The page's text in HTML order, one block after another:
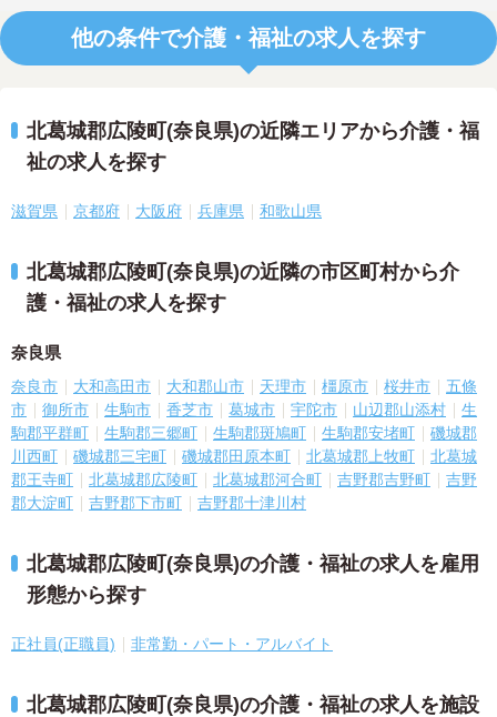
他の条件で介護・福祉の求人を探す
北葛城郡広陵町(奈良県)の近隣エリアから介護・福
祉の求人を探す
滋賀県 京都府 大阪府 兵庫県 和歌山県
北葛城郡広陵町(奈良県)の近隣の市区町村から介
護・福祉の求人を探す
奈良県
奈良市 大和高田市 大和郡山市 天理市 橿原市 桜井市
五條
市
御所市 生駒市 香芝市 葛城市 宇陀市 山辺郡山添村
生
駒郡平群町
生駒郡三郷町 生駒郡斑鳩町 生駒郡安堵町
磯城郡
川西町
磯城郡三宅町 磯城郡田原本町 北葛城郡上牧町
北葛城
郡王寺町
北葛城郡広陵町 北葛城郡河合町 吉野郡吉野町
吉野
郡大淀町
吉野郡下市町 吉野郡十津川村
北葛城郡広陵町(奈良県)の介護・福祉の求人を雇用
形態から探す
正社員(正職員) 非常勤・パート・アルバイト
北葛城郡広陵町(奈良県)の介護・福祉の求人を施設